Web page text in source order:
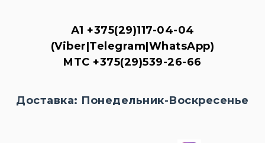
А1 +375(29)117-04-04
(Viber|Telegram|WhatsApp)
MTC +375(29)539-26-66
Доставка: Понедельник-Воскресенье